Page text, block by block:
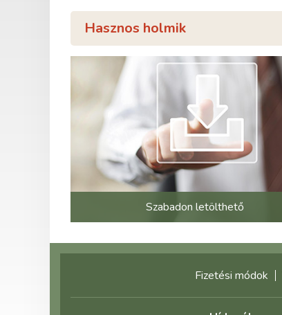
Hasznos holmik
Szabadon letölthető
Fizetési módok